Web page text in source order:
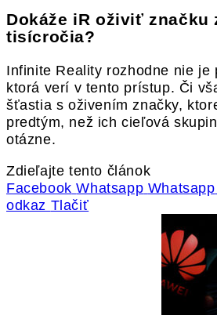
Dokáže iR oživiť značku
tisícročia?
Infinite Reality rozhodne nie je
ktorá verí v tento prístup. Či
šťastia s oživením značky,
predtým, než ich cieľová
otázne.
Zdieľajte tento článok
Facebook Whatsapp Whatsapp
odkaz Tlačiť